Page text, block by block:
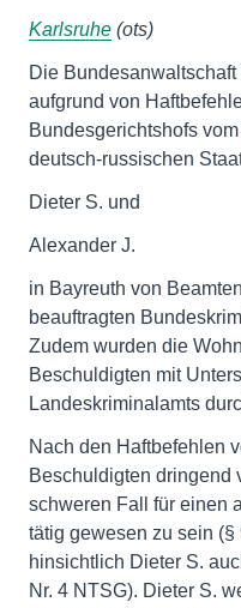
Karlsruhe (ots)
Die
aufgrund von
Bundesgerichtshofs
deutsch-russischen
Dieter S. und
Alexander J.
in Bayreuth von
beauftragten
Zudem wurden die
Beschuldigten mit
Landeskriminalamts
Nach den Haftbefehlen
Beschuldigten dringend
schweren Fall für einen
tätig gewesen zu sein (§
hinsichtlich Dieter S.
Nr. 4 NTSG). Dieter S.